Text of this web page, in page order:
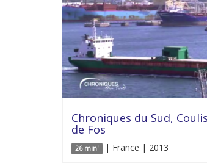
Chroniques du Sud,
de Fos
26 min' | France | 2013